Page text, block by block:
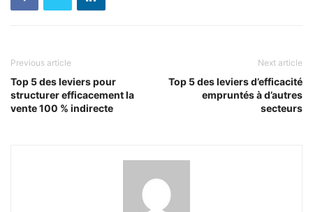
Previous article
Top 5 des leviers pour
structurer efficacement la
vente 100 % indirecte
Next article
Top 5 des leviers d’efficacité
empruntés à d’autres
secteurs